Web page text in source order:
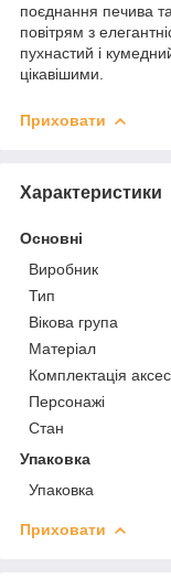
поєднання печива
повітрям з
пухнастий і
цікавішими.
Приховати
Характеристики
Основні
Виробник
Тип
Вікова група
Матеріал
Комплектація
Персонажі
Стан
Упаковка
Упаковка
Приховати